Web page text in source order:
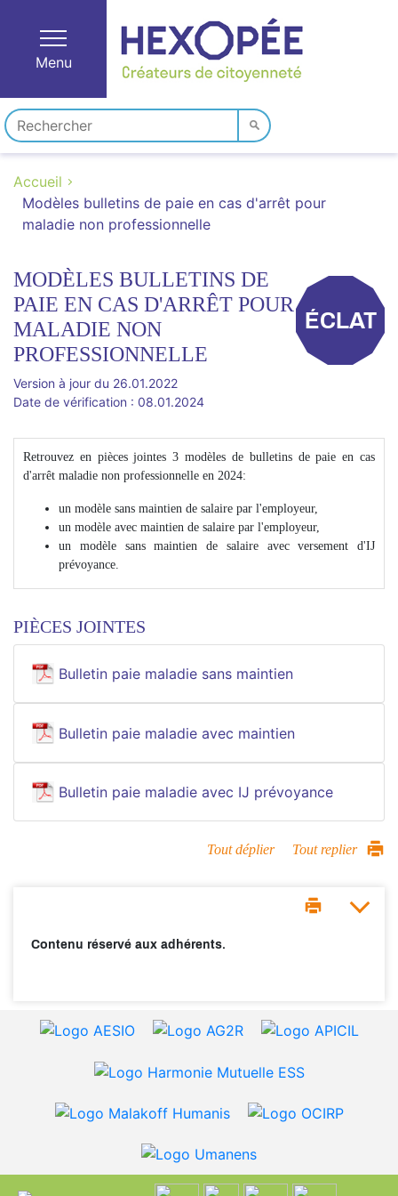
Menu
Accueil
Modèles bulletins de paie en cas d'arrêt pour
maladie non professionnelle
MODÈLES BULLETINS DE
PAIE EN CAS D'ARRÊT POUR
MALADIE NON
PROFESSIONNELLE
ÉCLAT
Version à jour du 26.01.2022
Date de vérification : 08.01.2024
Retrouvez en pièces jointes 3 modèles de bulletins de paie en cas
d'arrêt maladie non professionnelle en 2024:
un modèle sans maintien de salaire par l'employeur,
un modèle avec maintien de salaire par l'employeur,
un modèle sans maintien de salaire avec versement d'IJ
prévoyance.
PIÈCES JOINTES
Bulletin paie maladie sans maintien
Bulletin paie maladie avec maintien
Bulletin paie maladie avec IJ prévoyance
Tout déplier Tout replier
Contenu réservé aux adhérents.